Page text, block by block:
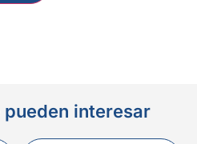
interesar